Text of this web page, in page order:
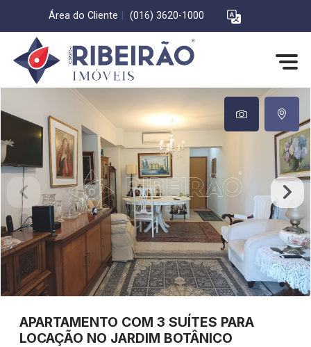
Área do Cliente (016) 3620-1000
APARTAMENTO COM 3 SUÍTES PARA
LOCAÇÃO NO JARDIM BOTÂNICO